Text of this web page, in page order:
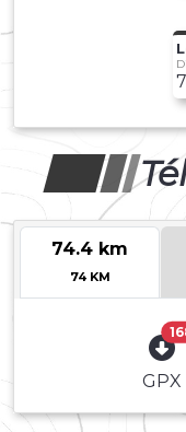
74.4 km
74 KM
GPX